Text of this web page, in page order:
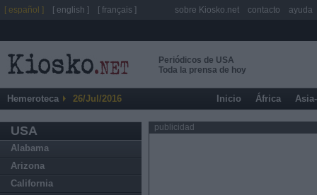
Periódicos de USA
Toda la prensa de hoy
Hemeroteca 26/Jul/2016 Inicio África
USA
Alabama
Arizona
California
publicidad
[ español ] [ english ] [ français ] sobre Kiosko.net contacto ayuda